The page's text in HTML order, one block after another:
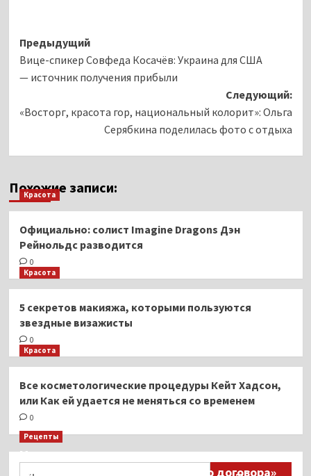
Навигация
записи
Предыдущий
Вице-спикер Совфеда Косачёв: Украина для США
— источник получения прибыли
Следующий:
«Восторг, красота гор, национальный колорит»: Ольга
Серябкина поделилась фото с отдыха
Похожие записи:
Красота
Официально: солист Imagine Dragons Дэн
Рейнольдс разводится
0
Красота
5 секретов макияжа, которыми пользуются
звездные визажисты
0
Красота
Все косметологические процедуры Кейт Хадсон,
или Как ей удается не меняться со временем
0
Рецепты
Миллионы японцев восстают против
тиранического «Пандемического договора»